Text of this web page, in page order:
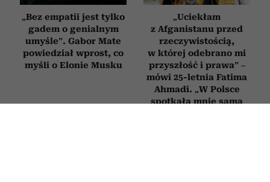
„Bez empatii jest tylko
gadem o genialnym
umyśle”. Gabor Mate
powiedział wprost, co
myśli o Elonie Musku
„Uciekłam
z Afganistanu przed
rzeczywistością,
w której odebrano mi
przyszłość i prawa” –
mówi 25-letnia Fatima
Ahmadi. „W Polsce
spotkała mnie sama